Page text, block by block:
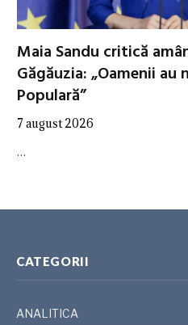
Maia Sandu critică
Găgăuzia: „Oamenii au
Populară”
7 august 2026
…
CATEGORII
ANALITICA